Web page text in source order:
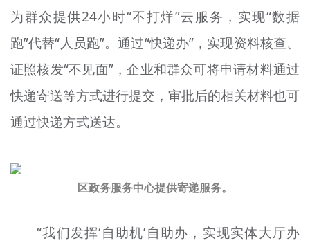
为群众提供24小时“不打烊”云服务，实现“数据
跑”代替“人员跑”。通过“快递办”，实现资料核查、
证照核发“不见面”，企业和群众可将申请材料通过
快递寄送等方式进行提交，审批后的相关材料也可
通过快递方式送达。
区政务服务中心提供寄递服务。
“我们发挥‘自助机’自助办，实现实体大厅办